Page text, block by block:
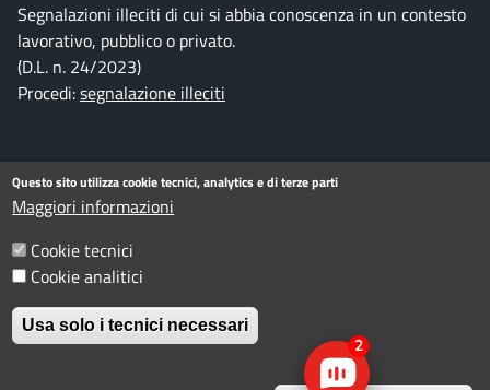
Segnalazioni illeciti di cui si abbia conoscenza in un contesto
lavorativo, pubblico o privato.
(D.L. n. 24/2023)
Procedi:segnalazione illeciti
SEGUICI SU
Facebook
Instagram
Telegram
TwitterWhatsApp
YouTube
Menu piè di pagina
Informativa privacy
Note legali
Dichiarazione di accessibilità
Questo sito utilizza cookie tecnici, analytics e di terze parti
Maggiori informazioni
Cookie tecnici
Cookie analitici
Usa solo i tecnici necessari
2